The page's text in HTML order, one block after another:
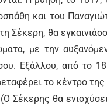
και του
Σέκερη, θα
με την
Εξάλλου, από το
το κέντρο
Σέκερης θα